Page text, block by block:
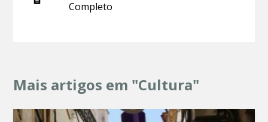
Completo
Mais artigos em "Cultura"